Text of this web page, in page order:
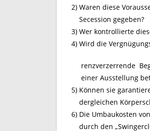
2) Waren diese
Secession gegeben?
3) Wer kontrollierte
4) Wird die
renzverzerrende
einer Ausstellung
5) Können sie
dergleichen
6) Die Umbaukosten
durch den